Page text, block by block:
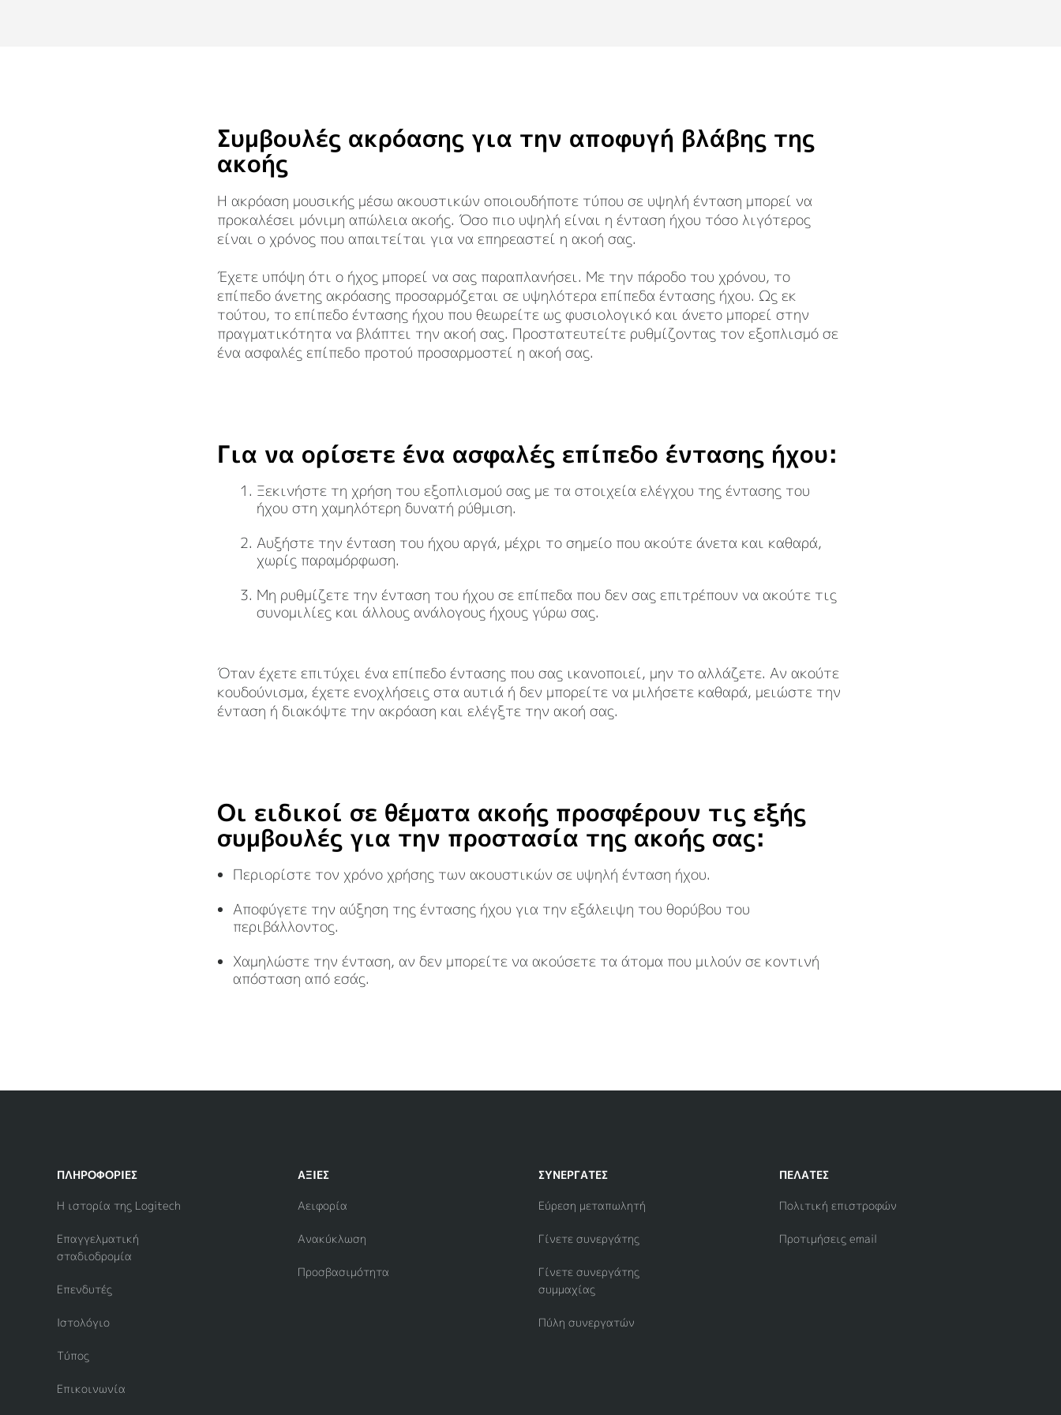
Συμβουλές ακρόασης για την αποφυγή βλάβης της
ακοής
Η ακρόαση μουσικής μέσω ακουστικών οποιουδήποτε τύπου σε υψηλή ένταση μπορεί να
προκαλέσει μόνιμη απώλεια ακοής. Όσο πιο υψηλή είναι η ένταση ήχου τόσο λιγότερος
είναι ο χρόνος που απαιτείται για να επηρεαστεί η ακοή σας.
Έχετε υπόψη ότι ο ήχος μπορεί να σας παραπλανήσει. Με την πάροδο του χρόνου, το
επίπεδο άνετης ακρόασης προσαρμόζεται σε υψηλότερα επίπεδα έντασης ήχου. Ως εκ
τούτου, το επίπεδο έντασης ήχου που θεωρείτε ως φυσιολογικό και άνετο μπορεί στην
πραγματικότητα να βλάπτει την ακοή σας. Προστατευτείτε ρυθμίζοντας τον εξοπλισμό σε
ένα ασφαλές επίπεδο προτού προσαρμοστεί η ακοή σας.
Για να ορίσετε ένα ασφαλές επίπεδο έντασης ήχου:
Ξεκινήστε τη χρήση του εξοπλισμού σας με τα στοιχεία ελέγχου της έντασης του
ήχου στη χαμηλότερη δυνατή ρύθμιση.
Αυξήστε την ένταση του ήχου αργά, μέχρι το σημείο που ακούτε άνετα και καθαρά,
χωρίς παραμόρφωση.
Μη ρυθμίζετε την ένταση του ήχου σε επίπεδα που δεν σας επιτρέπουν να ακούτε τις
συνομιλίες και άλλους ανάλογους ήχους γύρω σας.
Όταν έχετε επιτύχει ένα επίπεδο έντασης που σας ικανοποιεί, μην το αλλάζετε. Αν ακούτε
κουδούνισμα, έχετε ενοχλήσεις στα αυτιά ή δεν μπορείτε να μιλήσετε καθαρά, μειώστε την
ένταση ή διακόψτε την ακρόαση και ελέγξτε την ακοή σας.
Οι ειδικοί σε θέματα ακοής προσφέρουν τις εξής
συμβουλές για την προστασία της ακοής σας:
Περιορίστε τον χρόνο χρήσης των ακουστικών σε υψηλή ένταση ήχου.
Αποφύγετε την αύξηση της έντασης ήχου για την εξάλειψη του θορύβου του
περιβάλλοντος.
Χαμηλώστε την ένταση, αν δεν μπορείτε να ακούσετε τα άτομα που μιλούν σε κοντινή
απόσταση από εσάς.
ΠΛΗΡΟΦΟΡΊΕΣ
Η ιστορία της Logitech
Επαγγελματική
σταδιοδρομία
Επενδυτές
Ιστολόγιο
Τύπος
Επικοινωνία
ΑΞΊΕΣ
Αειφορία
Ανακύκλωση
Προσβασιμότητα
ΣΥΝΕΡΓΆΤΕΣ
Εύρεση μεταπωλητή
Γίνετε συνεργάτης
Γίνετε συνεργάτης
συμμαχίας
Πύλη συνεργατών
ΠΕΛΑΤΕΣ
Πολιτική επιστροφών
Προτιμήσεις email